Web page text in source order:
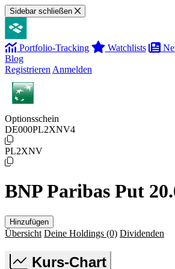
Sidebar schließen
Portfolio-Tracking Watchlists
Blog
Registrieren Anmelden
Optionsschein
DE000PL2XNV4
PL2XNV
BNP Paribas Put
Hinzufügen
Übersicht Deine Holdings (0) Dividenden
Kurs-Chart